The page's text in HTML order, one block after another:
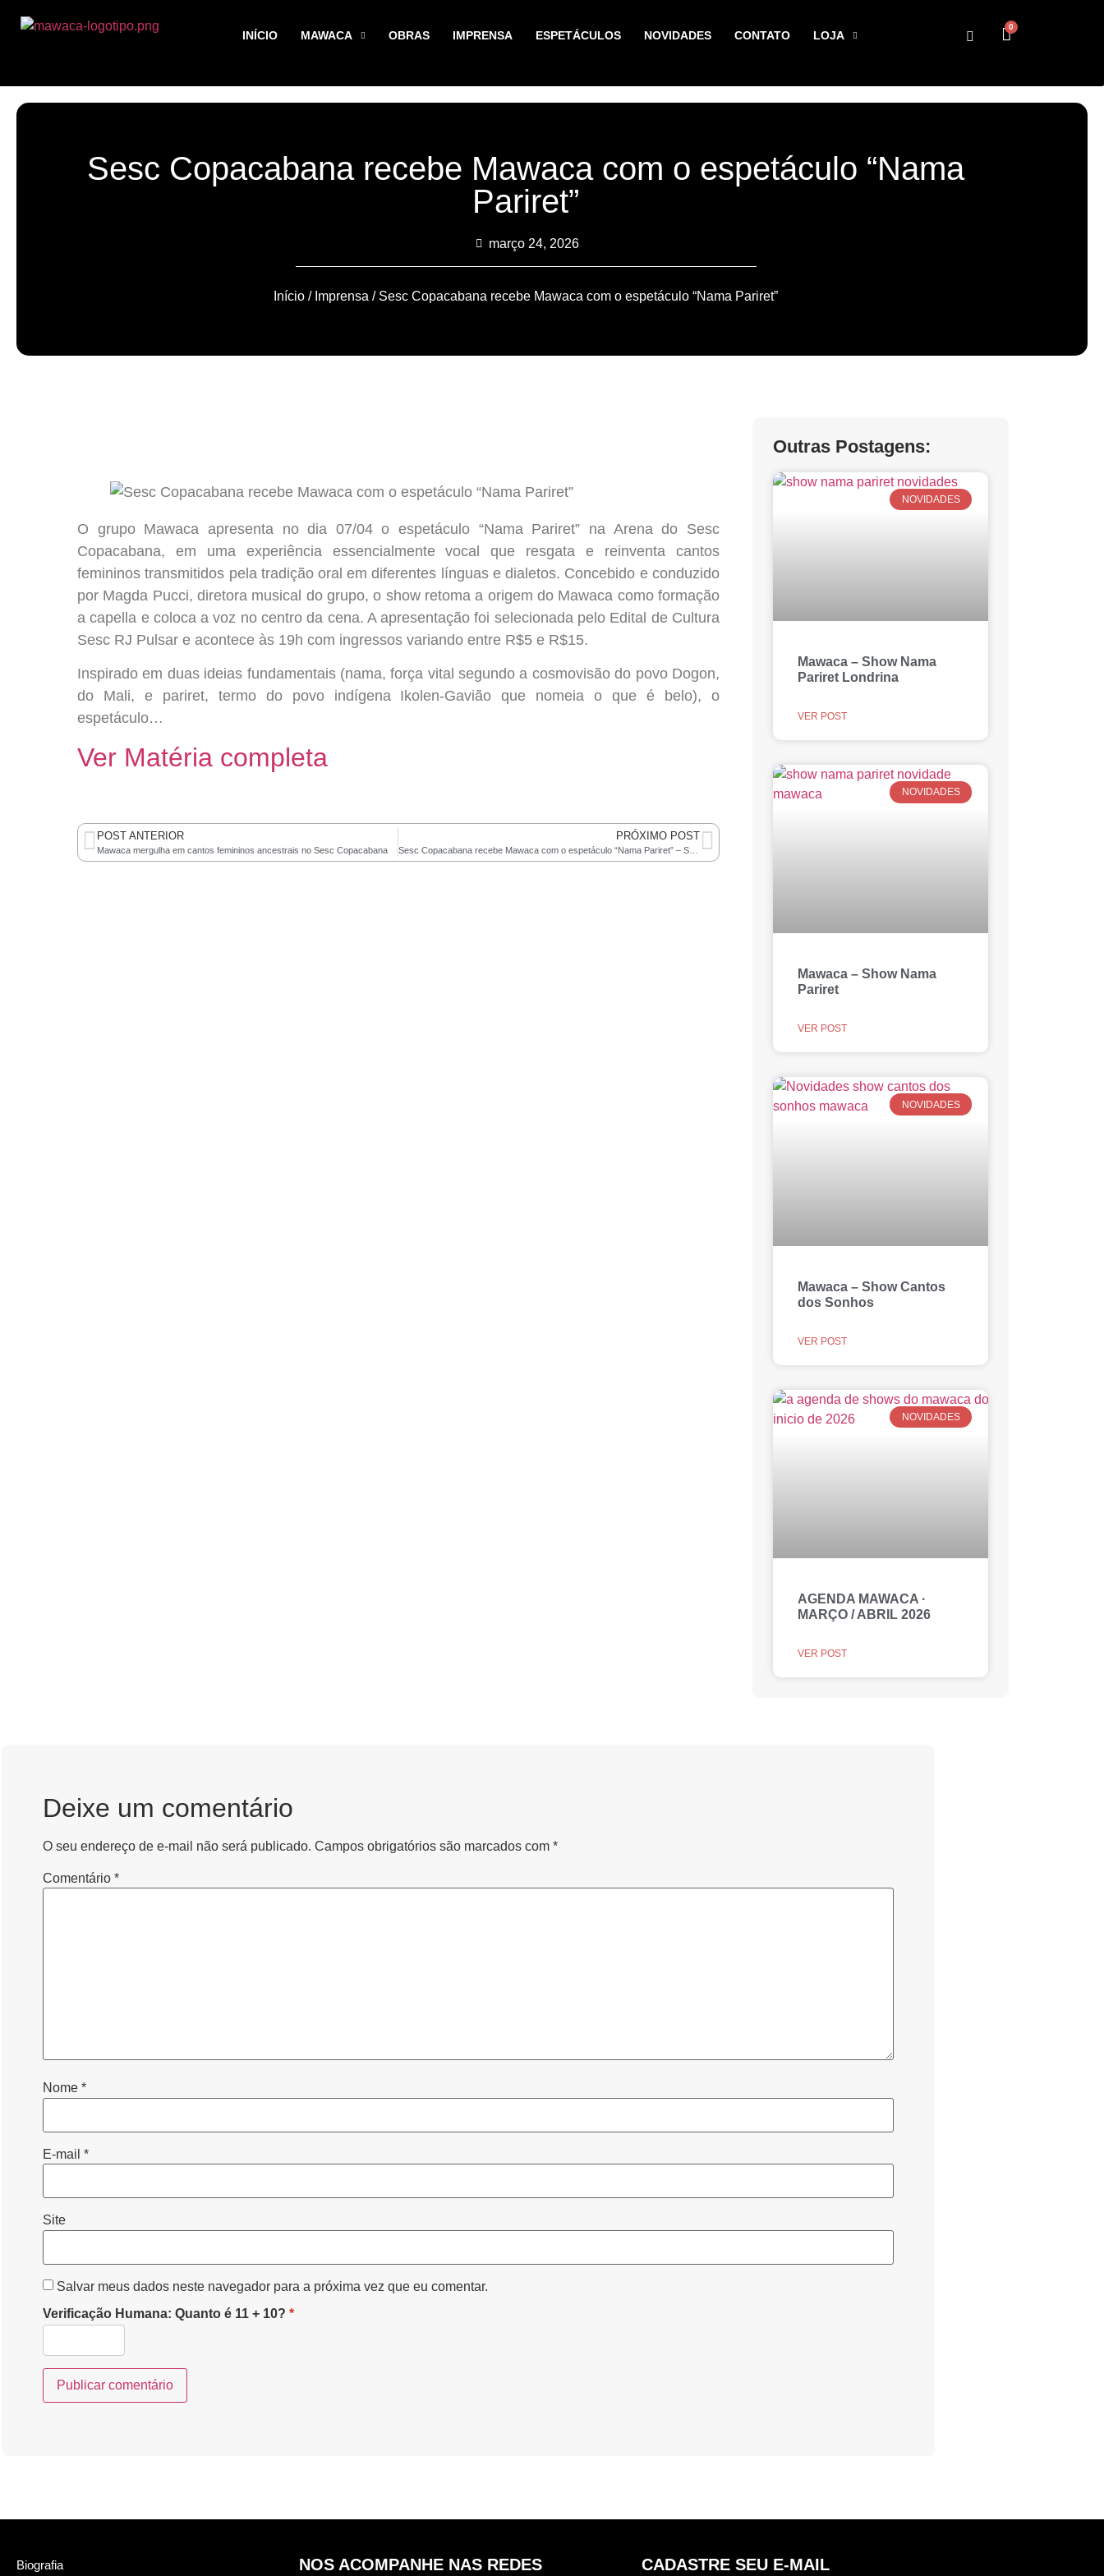
INÍCIO MAWACA OBRAS IMPRENSA ESPETÁCULOS NOVIDADES CONTATO LOJA
0
Sesc Copacabana recebe Mawaca com o espetáculo “Nama
Pariret”
março 24, 2026
Início / Imprensa / Sesc Copacabana recebe Mawaca com o espetáculo “Nama Pariret”
O grupo Mawaca apresenta no dia 07/04 o espetáculo “Nama Pariret” na Arena do Sesc
Copacabana, em uma experiência essencialmente vocal que resgata e reinventa cantos
femininos transmitidos pela tradição oral em diferentes línguas e dialetos. Concebido e conduzido
por Magda Pucci, diretora musical do grupo, o show retoma a origem do Mawaca como formação
a capella e coloca a voz no centro da cena. A apresentação foi selecionada pelo Edital de Cultura
Sesc RJ Pulsar e acontece às 19h com ingressos variando entre R$5 e R$15.
Inspirado em duas ideias fundamentais (nama, força vital segundo a cosmovisão do povo Dogon,
do Mali, e pariret, termo do povo indígena Ikolen-Gavião que nomeia o que é belo), o
espetáculo…
Ver Matéria completa
POST ANTERIOR
Mawaca mergulha em cantos femininos ancestrais no Sesc Copacabana
PRÓXIMO POST
Outras Postagens:
NOVIDADES
Mawaca – Show Nama
Pariret Londrina
VER POST
NOVIDADES
Mawaca – Show Nama
Pariret
VER POST
NOVIDADES
Mawaca – Show Cantos
dos Sonhos
VER POST
NOVIDADES
AGENDA MAWACA ·
MARÇO / ABRIL 2026
VER POST
Deixe um comentário
O seu endereço de e-mail não será publicado. Campos obrigatórios são marcados com *
Comentário *
Nome *
E-mail *
Site
Salvar meus dados neste navegador para a próxima vez que eu comentar.
Verificação Humana: Quanto é 11 + 10? *
Biografia NOS ACOMPANHE NAS REDES CADASTRE SEU E-MAIL